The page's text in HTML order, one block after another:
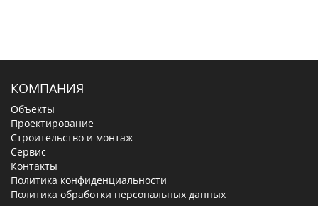
КОМПАНИЯ
Объекты
Проектирование
Строительство и монтаж
Сервис
Контакты
Политика конфиденциальности
Политика обработки персональных данных